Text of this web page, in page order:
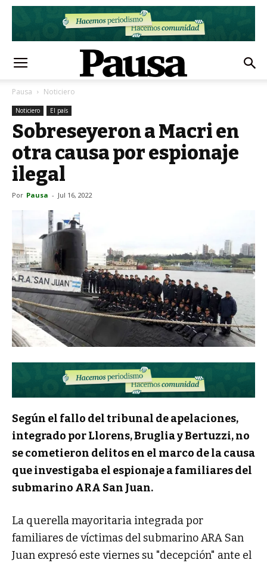
Pausa Noticiero
Noticiero El país
Sobreseyeron a Macri en
otra causa por espionaje
ilegal
Por Pausa - Jul 16, 2022
Según el fallo del tribunal de apelaciones,
integrado por Llorens, Bruglia y Bertuzzi, no
se cometieron delitos en el marco de la causa
que investigaba el espionaje a familiares del
submarino ARA San Juan.
La querella mayoritaria integrada por
familiares de víctimas del submarino ARA San
Juan expresó este viernes su "decepción" ante el